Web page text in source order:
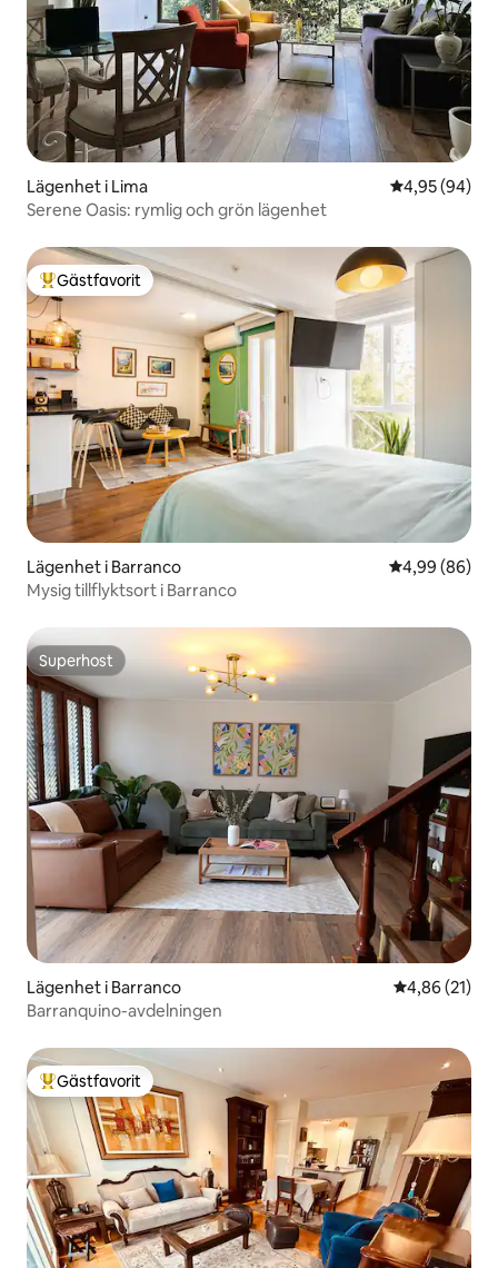
Lägenhet i Lima 4,95 av 5 i
4,95 (94)
Serene Oasis: rymlig och grön lägenhet
Populär gästfavorit
Gästfavorit
Lägenhet i Barranco 4,99 av 5 i
4,99 (86)
Mysig tillflyktsort i Barranco
Superhost
Superhost
Lägenhet i Barranco 4,86 av 5 i
4,86 (21)
Barranquino-avdelningen
Populär gästfavorit
Gästfavorit